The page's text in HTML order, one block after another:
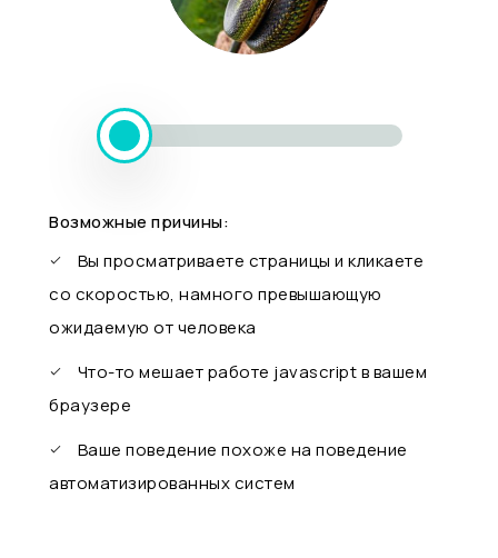
Возможные причины:
Вы просматриваете страницы и кликаете
со скоростью, намного превышающую
ожидаемую от человека
Что-то мешает работе javascript в вашем
браузере
Ваше поведение похоже на поведение
автоматизированных систем